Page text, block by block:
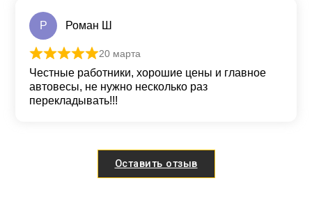
Р Роман Ш
Оценка из 5
20 марта
Честные работники, хорошие цены и главное
автовесы, не нужно несколько раз
перекладывать!!!
Оставить отзыв